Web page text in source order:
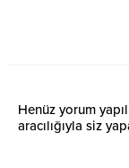
Henüz yorum
aracılığıyla siz